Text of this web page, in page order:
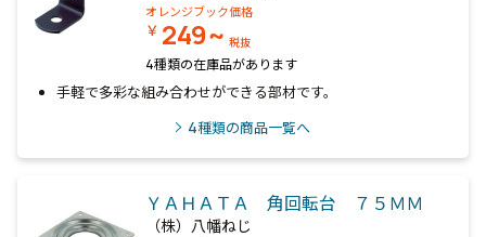
オレンジブック価格
￥ 249~ 税抜
4種類の在庫品があります
手軽で多彩な組み合わせができる部材です。
4種類の商品一覧へ
ＹＡＨＡＴＡ 角回転台 ７５ＭＭ
（株）八幡ねじ